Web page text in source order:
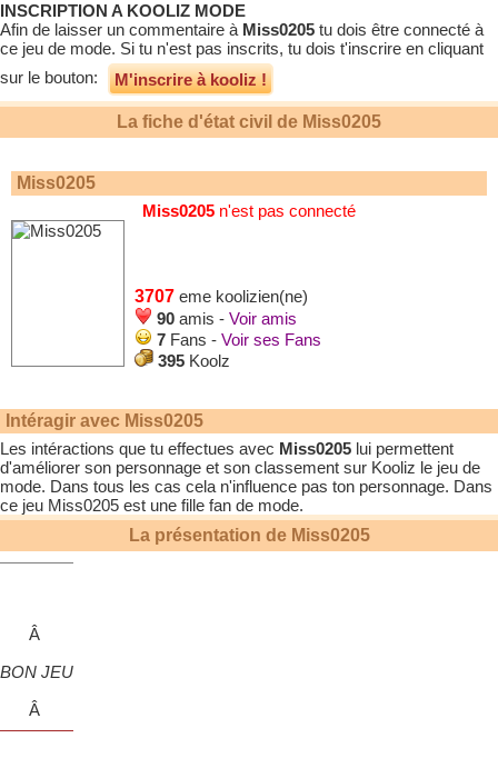
INSCRIPTION A KOOLIZ MODE
Afin de laisser un commentaire à Miss0205 tu dois être connecté à
ce jeu de mode. Si tu n'est pas inscrits, tu dois t'inscrire en cliquant
sur le bouton:
M'inscrire à kooliz !
La fiche d'état civil de Miss0205
Miss0205
Miss0205 n'est pas connecté
3707 eme koolizien(ne)
90 amis - Voir amis
7 Fans - Voir ses Fans
395 Koolz
Intéragir avec Miss0205
Les intéractions que tu effectues avec Miss0205 lui permettent
d'améliorer son personnage et son classement sur Kooliz le jeu de
mode. Dans tous les cas cela n'influence pas ton personnage. Dans
ce jeu Miss0205 est une fille fan de mode.
La présentation de Miss0205
Â
BON JEU
Â